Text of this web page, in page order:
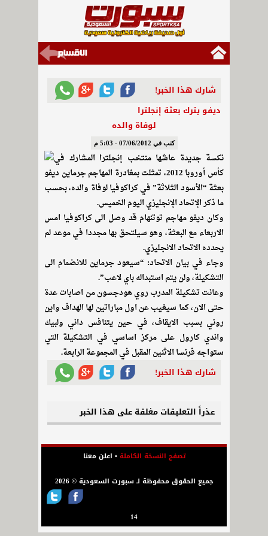
شارك هذا الخبر!
ديفو يترك بعثة إنجلترا
لوفاة والده
كتب في 07/06/2012 - 5:03 م
نكسة جديدة عاشها منتخب إنجلترا المشارك في
كأس أوروبا 2012، تمثلت بمغادرة المهاجم جرماين ديفو
بعثة “الأسود الثلاثة” في كراكوفيا لوفاة والده، بحسب
ما ذكر الإتحاد الإنجليزي اليوم الخميس.
وكان ديفو مهاجم توتنهام قد وصل الى كراكوفيا امس
الاربعاء مع البعثة، وهو سيلتحق بها مجددا في موعد لم
يحدده الاتحاد الانجليزي.
وجاء في بيان الاتحاد: “سيعود جرماين للانضمام الى
التشكيلة، ولن يتم استبداله باي لاعب”.
وعانت تشكيلة المدرب روي هودجسون من اصابات عدة
حتى الان، كما سيغيب عن اول مباراتين لها الهداف واين
روني بسبب الايقاف، في حين يتنافس داني ولبيك
واندي كارول على مركز اساسي في التشكيلة التي
ستواجه فرنسا الاثنين المقبل في المجموعة الرابعة.
شارك هذا الخبر!
عذراً التعليقات مغلقة على هذا الخبر
تصفح النسخة الكاملة• اعلن معنا
جميع الحقوق محفوظة لـ سبورت السعودية © 2026
14